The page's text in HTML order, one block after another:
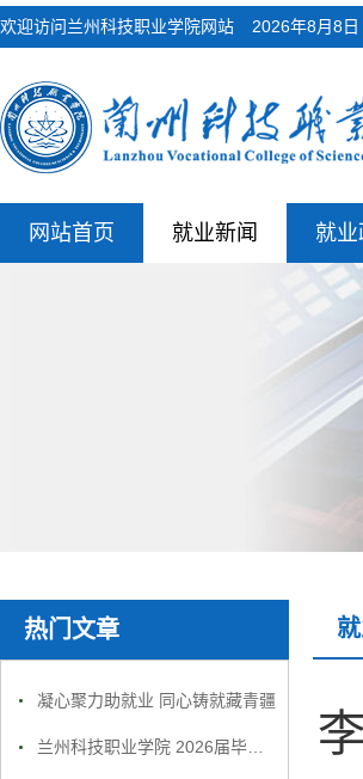
欢迎访问兰州科技职业学院网站 2026年8月
网站首页 就业新闻 就
热门文章
凝心聚力助就业 同心铸就藏青疆